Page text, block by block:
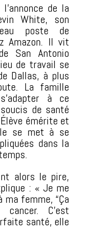
de la
White, son
poste de
Amazon. Il vit
San Antonio
de travail se
Dallas, à plus
La famille
à ce
de santé
émérite et
se met à se
dans la
alors le pire,
: « Je me
femme, “Ça
C’est
santé, elle